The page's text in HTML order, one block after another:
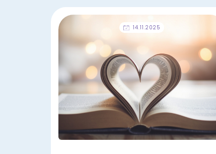
14.11.2025